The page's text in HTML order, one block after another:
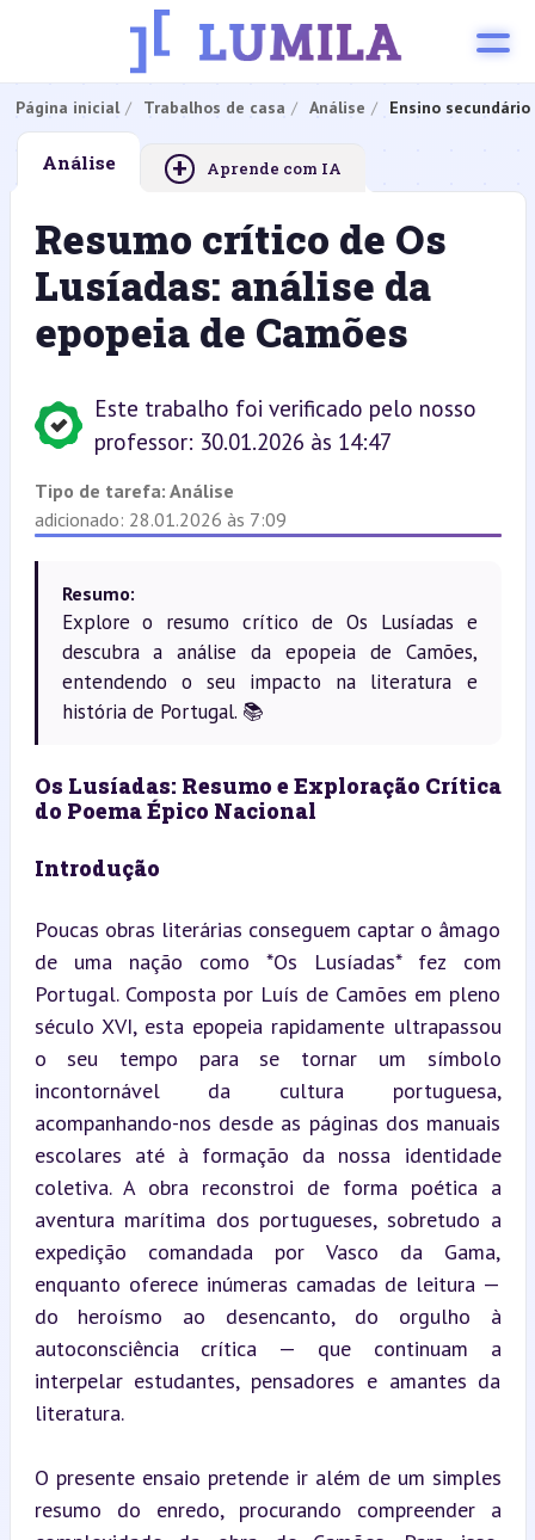
Página inicial Trabalhos de casa Análise Ensino secundário
Análise + Aprende com IA
Resumo crítico de Os
Lusíadas: análise da
epopeia de Camões
Este trabalho foi verificado pelo nosso
professor: 30.01.2026 às 14:47
Tipo de tarefa: Análise
adicionado: 28.01.2026 às 7:09
Resumo:
Explore o resumo crítico de Os Lusíadas e
descubra a análise da epopeia de Camões,
entendendo o seu impacto na literatura e
história de Portugal. 📚
Os Lusíadas: Resumo e Exploração Crítica
do Poema Épico Nacional
Introdução
Poucas obras literárias conseguem captar o âmago
de uma nação como *Os Lusíadas* fez com
Portugal. Composta por Luís de Camões em pleno
século XVI, esta epopeia rapidamente ultrapassou
o seu tempo para se tornar um símbolo
incontornável da cultura portuguesa,
acompanhando-nos desde as páginas dos manuais
escolares até à formação da nossa identidade
coletiva. A obra reconstroi de forma poética a
aventura marítima dos portugueses, sobretudo a
expedição comandada por Vasco da Gama,
enquanto oferece inúmeras camadas de leitura —
do heroísmo ao desencanto, do orgulho à
autoconsciência crítica — que continuam a
interpelar estudantes, pensadores e amantes da
literatura.
O presente ensaio pretende ir além de um simples
resumo do enredo, procurando compreender a